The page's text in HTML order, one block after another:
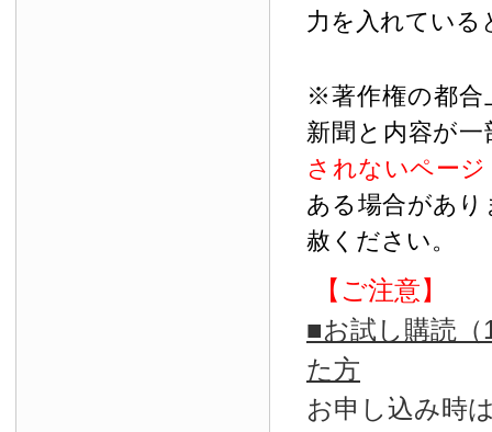
力を入れている
※著作権の都合
新聞と内容が
されないペー
ある場合があ
赦ください。
【ご注意】
■お試し購読
た方
お申し込み時